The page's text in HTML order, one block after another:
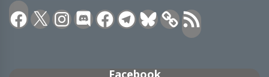
Facebook
X Instagram
DiscordFacebookTelegramBluesky Feed
RSS
Facebook